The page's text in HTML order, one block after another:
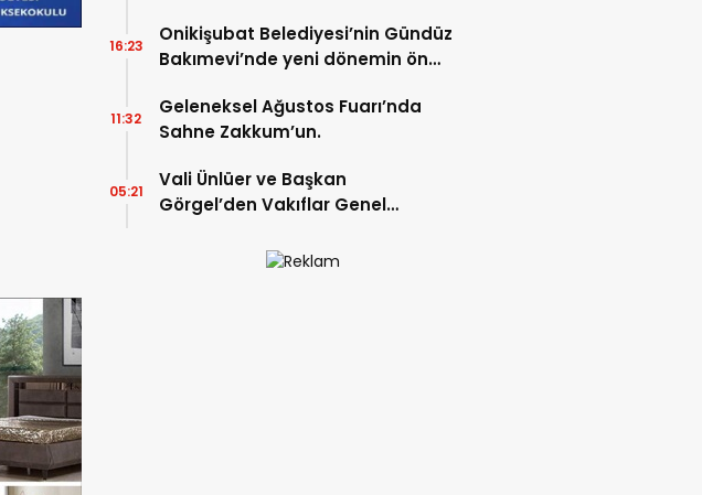
Onikişubat Belediyesi’nin Gündüz
Bakımevi’nde yeni dönemin ön
16:23
Geleneksel Ağustos Fuarı’nda
Sahne Zakkum’un.
11:32
Vali Ünlüer ve Başkan
Görgel’den Vakıflar Genel
05:21